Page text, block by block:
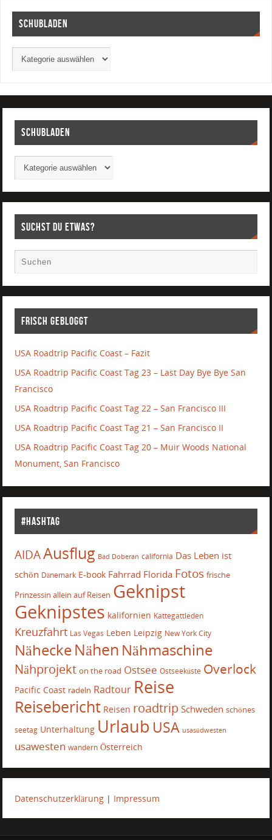
Schubladen
Schubladen
Suchst Du etwas?
Frisch gebloggt
USA Roadtrip Pacific Coast – Fazit
USA Roadtrip Pacific Coast Tag 23 – Last Day Bye Bye San
Francisco
USA Roadtrip Pacific Coast Tag 22 – San Francisco III
USA Roadtrip Pacific Coast Tag 21 – San Francisco II
USA Roadtrip Pacific Coast Tag 20 – Muir Woods National
Monument, San Francisco
#Hashtag
AIDAAusflug Bad Doberan california Das Leben ist
schön Dänemark E-book Fahrrad Florida Fotos frische
Prinzessin allein auf Reisen Geknipst
Geknipstes kalifornien Kattegattleden
Kreuzfahrt Las Vegas Leben Leipzig New York City
NäheckeNähen Nähmaschine
Nähprojekt on the road Ostsee Ostseeküste Overlock
Pacific Coast radeln Radtour Reise
Reisebericht Reisen roadtrip Schweden schönes
seetag Unterhaltung Urlaub USA usasüdwesten
usawesten wandern Österreich
Datenschutzerklärung | Impressum